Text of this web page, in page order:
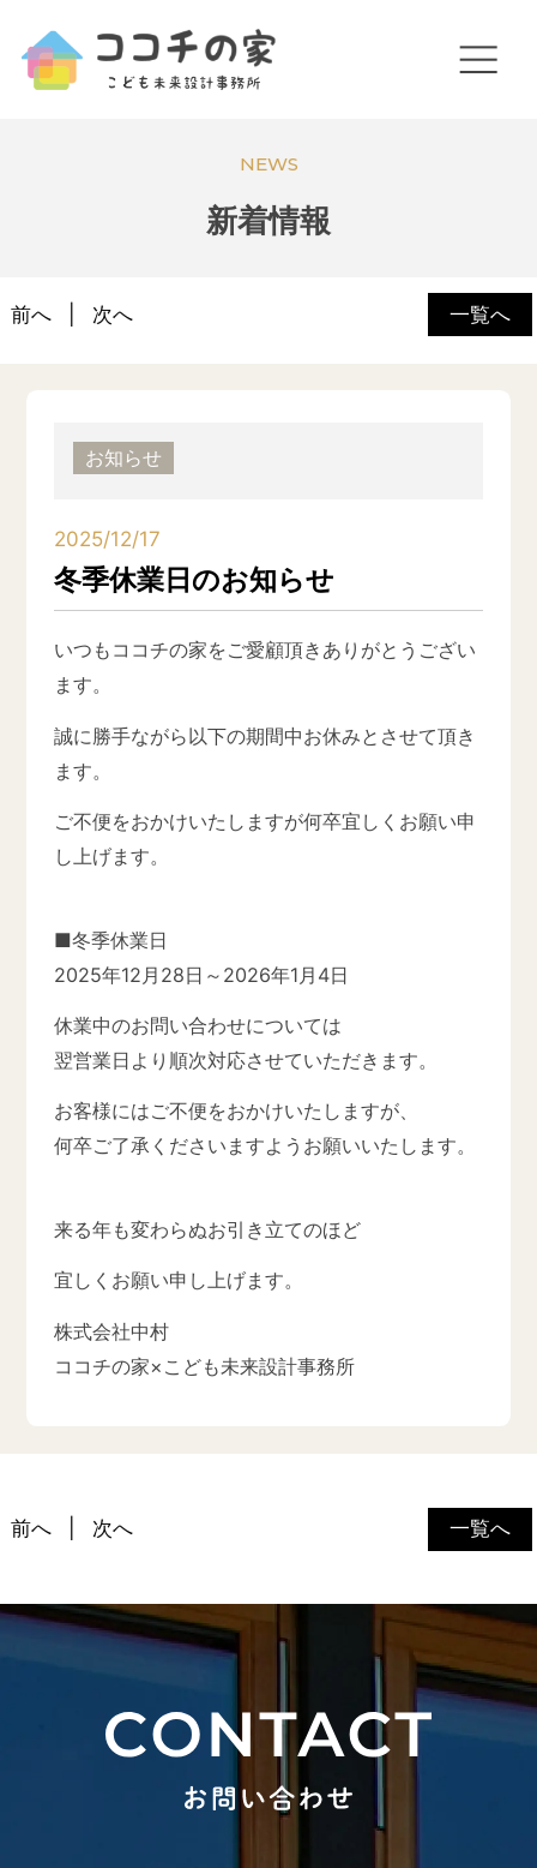
NEWS
新着情報
一覧へ
前へ 次へ
お知らせ
2025/12/17
冬季休業日のお知らせ
いつもココチの家をご愛顧頂きありがとうござい
ます。
誠に勝手ながら以下の期間中お休みとさせて頂き
ます。
ご不便をおかけいたしますが何卒宜しくお願い申
し上げます。
■冬季休業日
2025年12月28日～2026年1月4日
休業中のお問い合わせについては
翌営業日より順次対応させていただきます。
お客様にはご不便をおかけいたしますが、
何卒ご了承くださいますようお願いいたします。
来る年も変わらぬお引き立てのほど
宜しくお願い申し上げます。
株式会社中村
ココチの家×こども未来設計事務所
一覧へ
前へ 次へ